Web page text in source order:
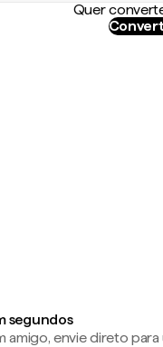
Quer
segundos
amigo, envie direto